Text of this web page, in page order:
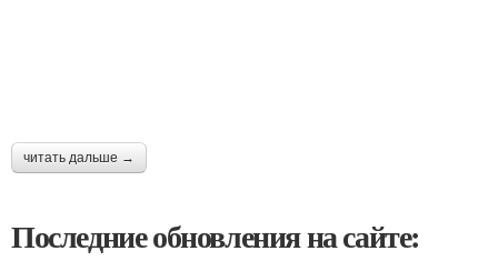
читать дальше →
Последние обновления на сайте: